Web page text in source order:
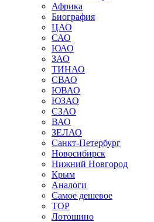
Африка
Биография
ЦАО
САО
ЮАО
ЗАО
ТИНАО
СВАО
ЮВАО
ЮЗАО
СЗАО
ВАО
ЗЕЛАО
Санкт-Петербург
Новосибирск
Нижний Новгород
Крым
Аналоги
Самое дешевое
TOP
Лотошино